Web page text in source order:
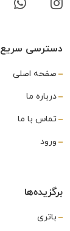
دسترسی سریع
صفحه اصلی
درباره ما
تماس با ما
ورود
برگزیده‌ها
باتری